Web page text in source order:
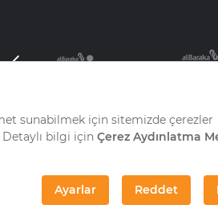
Albaraka Grubu B.S.C. Bilgi Toplumu
© 2026 Albaraka Türk Katılım